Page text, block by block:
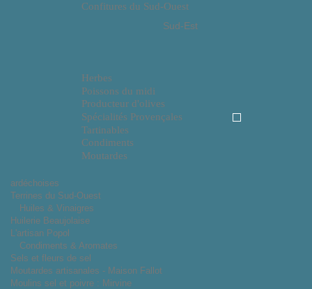
Confitures du Sud-Ouest
Sud-Est
Herbes
Poissons du midi
Producteur d'olives
Spécialités Provençales
Tartinables
Condiments
Moutardes
ardéchoises
Terrines du Sud-Ouest
Huiles & Vinaigres
Huilerie Beaujolaise
L'artisan Popol
Condiments & Aromates
Sels et fleurs de sel
Moutardes artisanales - Maison Fallot
Moulins sel et poivre : Mirvine